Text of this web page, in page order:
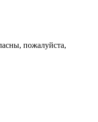
пожалуйста,